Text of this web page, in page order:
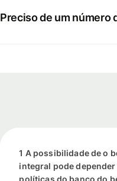
Preciso de um número
1 A possibilidade de o
integral pode